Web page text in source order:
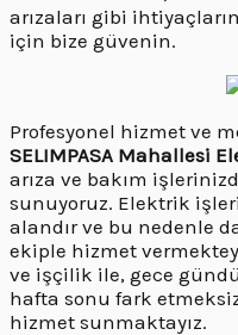
arızaları gibi
için bize güvenin.
Profesyonel hizmet ve
SELIMPASA Mahallesi
arıza ve bakım
sunuyoruz. Elektrik
alandır ve bu nedenle
ekiple hizmet
ve işçilik ile, gece
hafta sonu fark
hizmet sunmaktayız.